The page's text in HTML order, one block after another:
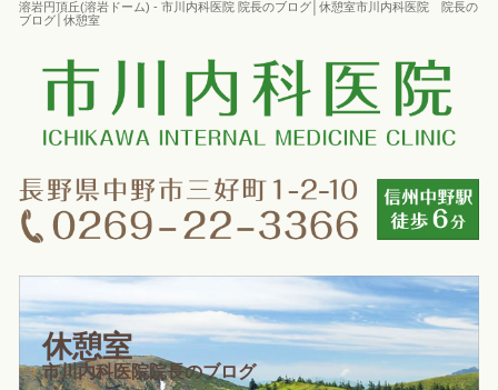
溶岩円頂丘(溶岩ドーム) - 市川内科医院 院長のブログ│休憩室市川内科医院 院長の
ブログ│休憩室
休憩室
市川内科医院院長のブログ